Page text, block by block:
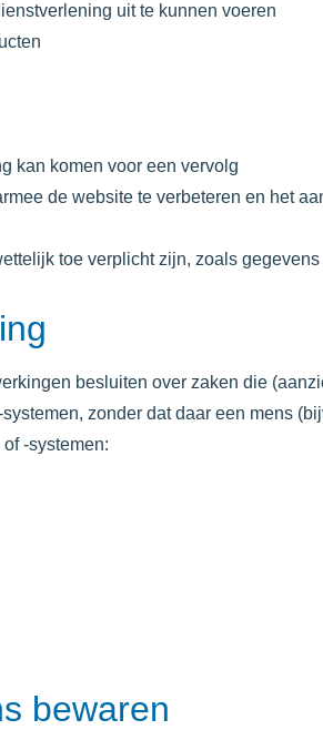
uit te kunnen voeren
kan komen voor een vervolg
de website te verbeteren en het
toe verplicht zijn, zoals
besluiten over zaken die
zonder dat daar een mens
-systemen:
bewaren